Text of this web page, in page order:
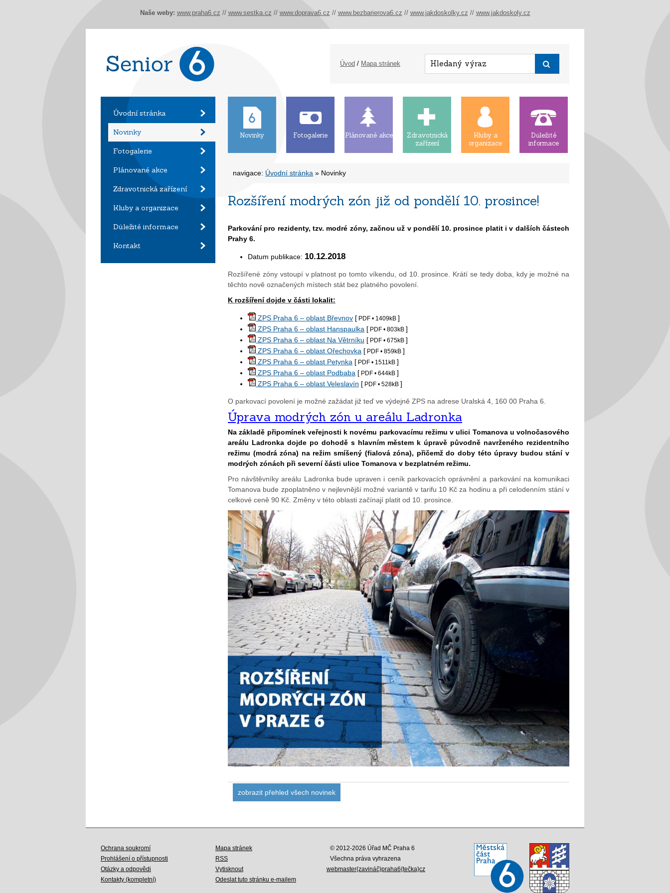
Úvod / Mapa stránek
Úvodní stránka
Novinky
Fotogalerie
Plánované akce
Zdravotnická zařízení
Kluby a organizace
Důležité informace
Kontakt
Novinky Fotogalerie Plánované akce
Zdravotnická
zařízení
Kluby a
organizace
Důležité
informace
navigace: Úvodní stránka » Novinky
Rozšíření modrých zón již od pondělí 10. prosince!
Parkování pro rezidenty, tzv. modré zóny, začnou už v pondělí 10. prosince platit i v dalších částech
Prahy 6.
Datum publikace: 10.12.2018
Rozšířené zóny vstoupí v platnost po tomto víkendu, od 10. prosince. Krátí se tedy doba, kdy je možné na
těchto nově označených místech stát bez platného povolení.
K rozšíření dojde v části lokalit:
ZPS Praha 6 – oblast Břevnov [ PDF • 1409kB ]
ZPS Praha 6 – oblast Hanspaulka [ PDF • 803kB ]
ZPS Praha 6 – oblast Na Větrníku [ PDF • 675kB ]
ZPS Praha 6 – oblast Ořechovka [ PDF • 859kB ]
ZPS Praha 6 – oblast Petynka [ PDF • 1511kB ]
ZPS Praha 6 – oblast Podbaba [ PDF • 644kB ]
ZPS Praha 6 – oblast Veleslavín [ PDF • 528kB ]
O parkovací povolení je možné zažádat již teď ve výdejně ZPS na adrese Uralská 4, 160 00 Praha 6.
Úprava modrých zón u areálu Ladronka
Na základě připomínek veřejnosti k novému parkovacímu režimu v ulici Tomanova u volnočasového
areálu Ladronka dojde po dohodě s hlavním městem k úpravě původně navrženého rezidentního
režimu (modrá zóna) na režim smíšený (fialová zóna), přičemž do doby této úpravy budou stání v
modrých zónách při severní části ulice Tomanova v bezplatném režimu.
Pro návštěvníky areálu Ladronka bude upraven i ceník parkovacích oprávnění a parkování na komunikaci
Tomanova bude zpoplatněno v nejlevnější možné variantě v tarifu 10 Kč za hodinu a při celodenním stání v
celkové ceně 90 Kč. Změny v této oblasti začínají platit od 10. prosince.
zobrazit přehled všech novinek
Ochrana soukromí
Prohlášení o přístupnosti
Otázky a odpovědi
Kontakty (kompletní)
Mapa stránek
RSS
Vytisknout
Odeslat tuto stránku e-mailem
© 2012-2026 Úřad MČ Praha 6
Všechna práva vyhrazena
webmaster{zavináč}praha6{tečka}cz
Naše weby: www.praha6.cz // www.sestka.cz // www.doprava6.cz // www.bezbarierova6.cz // www.jakdoskolky.cz // www.jakdoskoly.cz